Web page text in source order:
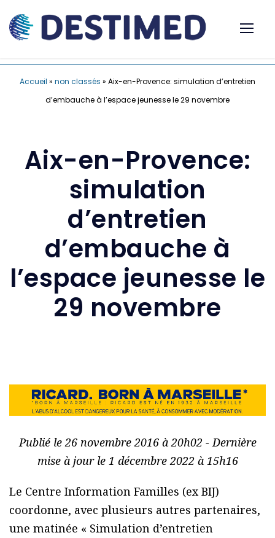
Accueil » non classés » Aix-en-Provence: simulation d’entretien
d’embauche à l’espace jeunesse le 29 novembre
Aix-en-Provence:
simulation
d’entretien
d’embauche à
l’espace jeunesse le
29 novembre
Publié le 26 novembre 2016 à 20h02 - Dernière
mise à jour le 1 décembre 2022 à 15h16
Le Centre Information Familles (ex BIJ)
coordonne, avec plusieurs autres partenaires,
une matinée « Simulation d’entretien